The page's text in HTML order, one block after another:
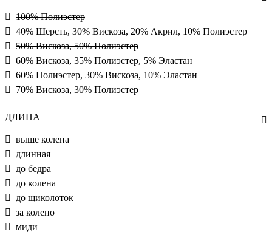
100% Полиэстер
40% Шерсть, 30% Вискоза, 20% Акрил, 10% Полиэстер
50% Вискоза, 50% Полиэстер
60% Вискоза, 35% Полиэстер, 5% Эластан
60% Полиэстер, 30% Вискоза, 10% Эластан
70% Вискоза, 30% Полиэстер
ДЛИНА
выше колена
длинная
до бедра
до колена
до щиколоток
за колено
миди